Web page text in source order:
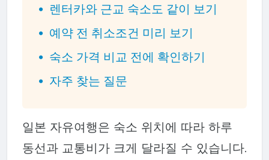
렌터카와 근교 숙소도 같이 보기
예약 전 취소조건 미리 보기
숙소 가격 비교 전에 확인하기
자주 찾는 질문
일본 자유여행은 숙소 위치에 따라 하루
동선과 교통비가 크게 달라질 수 있습니다.